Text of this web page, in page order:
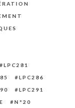
LPC281
LPC286
LPC291
N°20